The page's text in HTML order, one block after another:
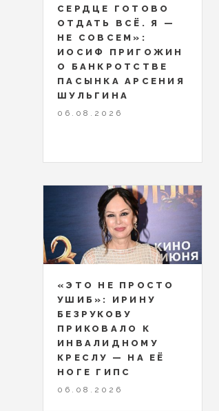
СЕРДЦЕ ГОТОВО
ОТДАТЬ ВСЁ. Я —
НЕ СОВСЕМ»:
ИОСИФ ПРИГОЖИН
О БАНКРОТСТВЕ
ПАСЫНКА АРСЕНИЯ
ШУЛЬГИНА
06.08.2026
«ЭТО НЕ ПРОСТО
УШИБ»: ИРИНУ
БЕЗРУКОВУ
ПРИКОВАЛО К
ИНВАЛИДНОМУ
КРЕСЛУ — НА ЕЁ
НОГЕ ГИПС
06.08.2026